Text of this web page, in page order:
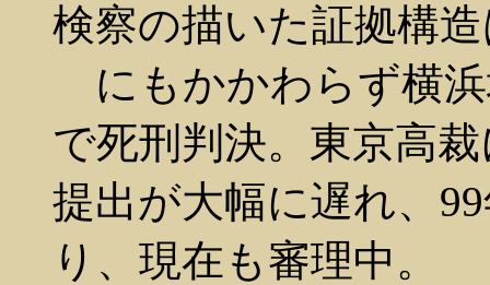
検察の描いた証拠構
にもかかわらず横浜
で死刑判決。東京高
提出が大幅に遅れ、
り、現在も審理中。